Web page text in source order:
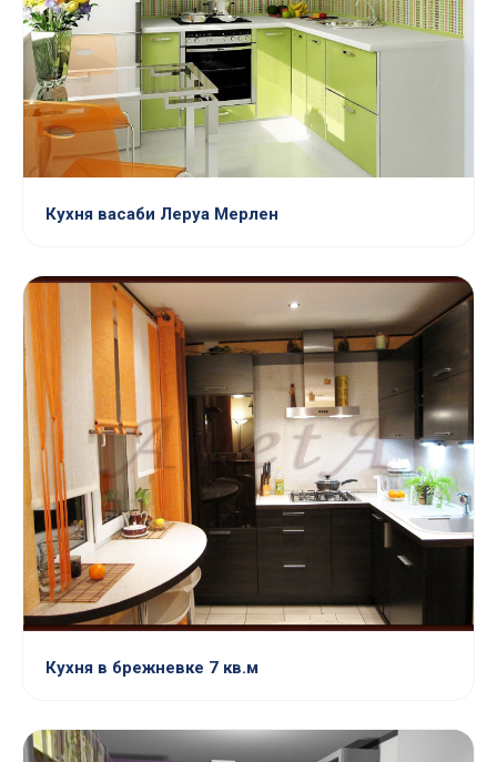
Кухня васаби Леруа Мерлен
Кухня в брежневке 7 кв.м